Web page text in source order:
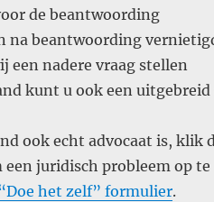
de beantwoording
na beantwoording
een nadere vraag stellen
kunt u ook een uitgebreid
ook echt advocaat is, klik
juridisch probleem op
het zelf” formulier.